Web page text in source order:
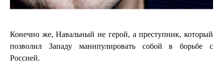
Конечно же, Навальный не герой, а преступник, который
позволил Западу манипулировать собой в борьбе с
Россией.